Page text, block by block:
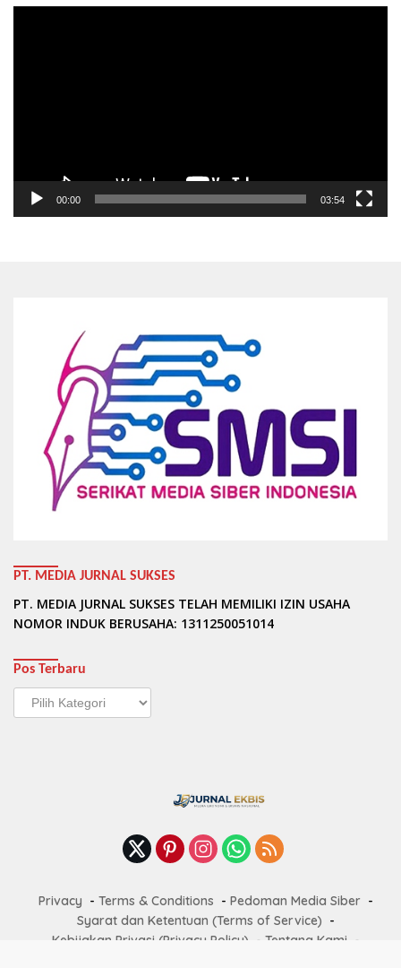
00:00 03:54
PT. MEDIA JURNAL SUKSES
PT. MEDIA JURNAL SUKSES TELAH MEMILIKI IZIN USAHA
NOMOR INDUK BERUSAHA: 1311250051014
Pos Terbaru
Pos
Terbaru
Privacy Terms & Conditions
Pedoman Media Siber
Syarat dan Ketentuan (Terms of Service)
Kebijakan Privasi (Privacy Policy)
Tentang Kami